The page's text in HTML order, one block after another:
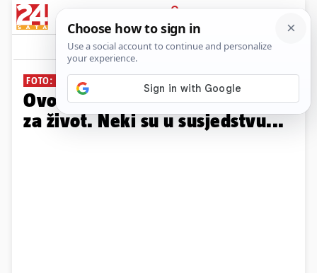
PRIJAVA
Galerija Komentari
FOTO: TABLICA ZA 2024.
Ovo su najgori i najbolji gradovi
za život. Neki su u susjedstvu...